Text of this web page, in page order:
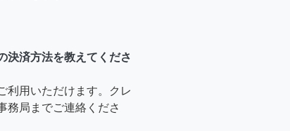
決済方法を教えてくださ
利用いただけます。クレ
務局までご連絡くださ